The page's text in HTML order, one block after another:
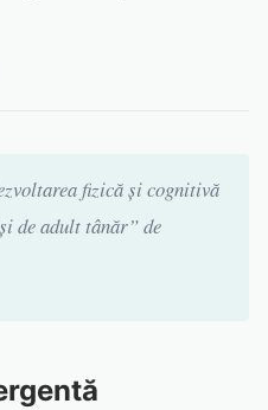
fizică și cognitivă
de adult tânăr” de